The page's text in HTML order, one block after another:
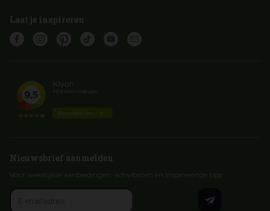
Laat je inspireren
Nieuwsbrief aanmelden
Voor wekelijkse aanbiedingen, activiteiten en inspirerende tips